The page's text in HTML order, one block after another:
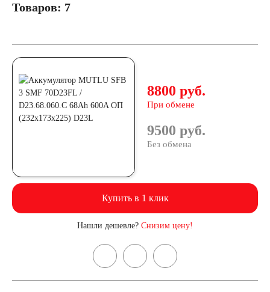
Товаров: 7
8800 руб.
При обмене
9500 руб.
Без обмена
Купить в 1 клик
Нашли дешевле? Снизим цену!